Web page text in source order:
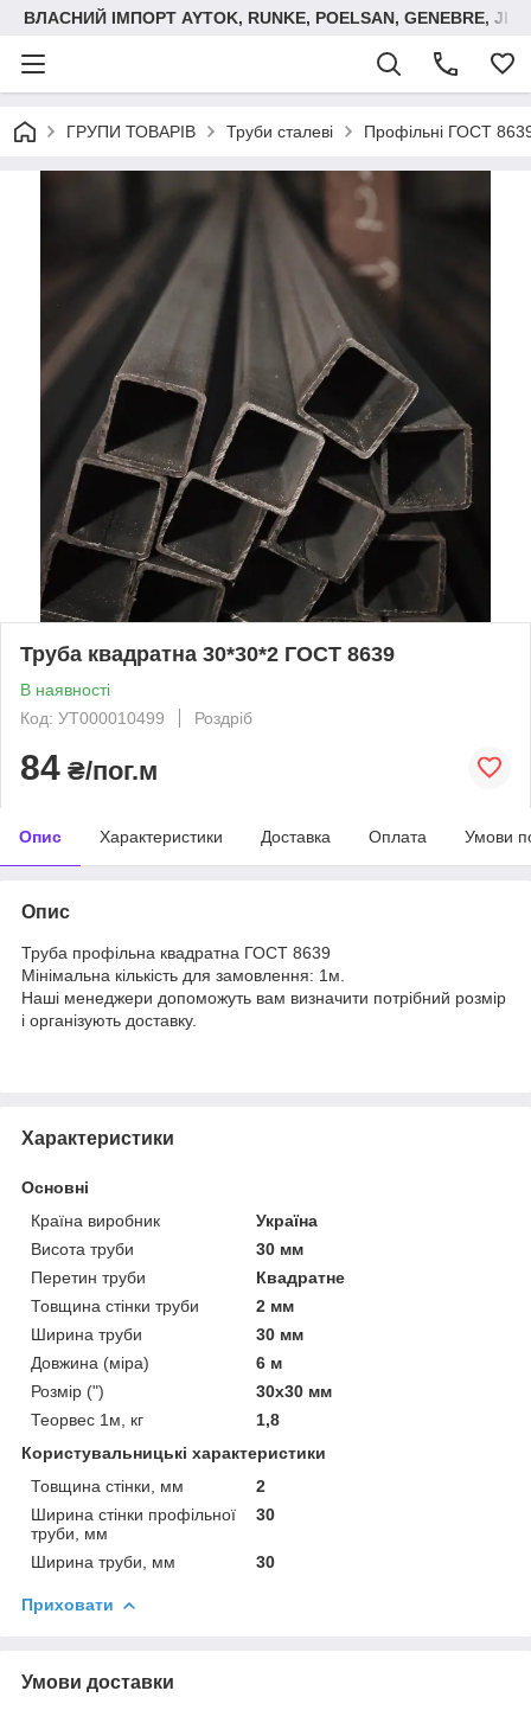
ВЛАСНИЙ ІМПОРТ AYTOK, RUNKE, POELSAN, GENEBRE,
ГРУПИ ТОВАРІВ Труби сталеві Профільні ГОСТ
Труба квадратна 30*30*2 ГОСТ 8639
В наявності
Код: УТ000010499
Роздріб
84 ₴/пог.м
Опис Характеристики Доставка Оплата Умови
Опис
Труба профільна квадратна ГОСТ 8639
Мінімальна кількість для замовлення: 1м.
Наші менеджери допоможуть вам визначити потрібний розмір
і організують доставку.
Характеристики
Основні
Країна виробник
Україна
Висота труби
30 мм
Перетин труби
Квадратне
Товщина стінки труби
2 мм
Ширина труби
30 мм
Довжина (міра)
6 м
Розмір (")
30х30 мм
Теорвес 1м, кг
1,8
Користувальницькі характеристики
Товщина стінки, мм
2
Ширина стінки профільної
труби, мм
30
Ширина труби, мм 30
Приховати
Умови доставки